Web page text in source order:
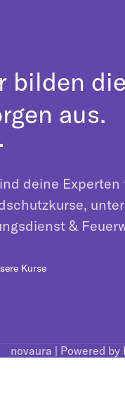
bilden
aus.
deine
&
Kurse
novaura | Powered by